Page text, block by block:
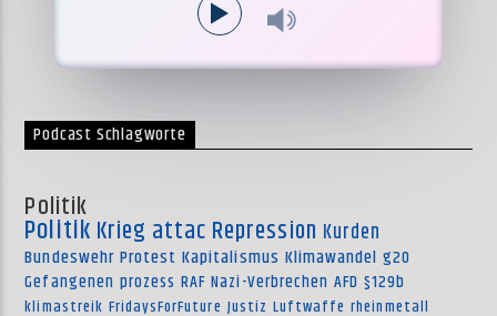
Podcast Schlagworte
Politik
Politik Krieg attac Repression Kurden
Bundeswehr Protest Kapitalismus Klimawandel g20
Gefangenen prozess RAF Nazi-Verbrechen AFD §129b
klimastreik FridaysForFuture Justiz Luftwaffe rheinmetall